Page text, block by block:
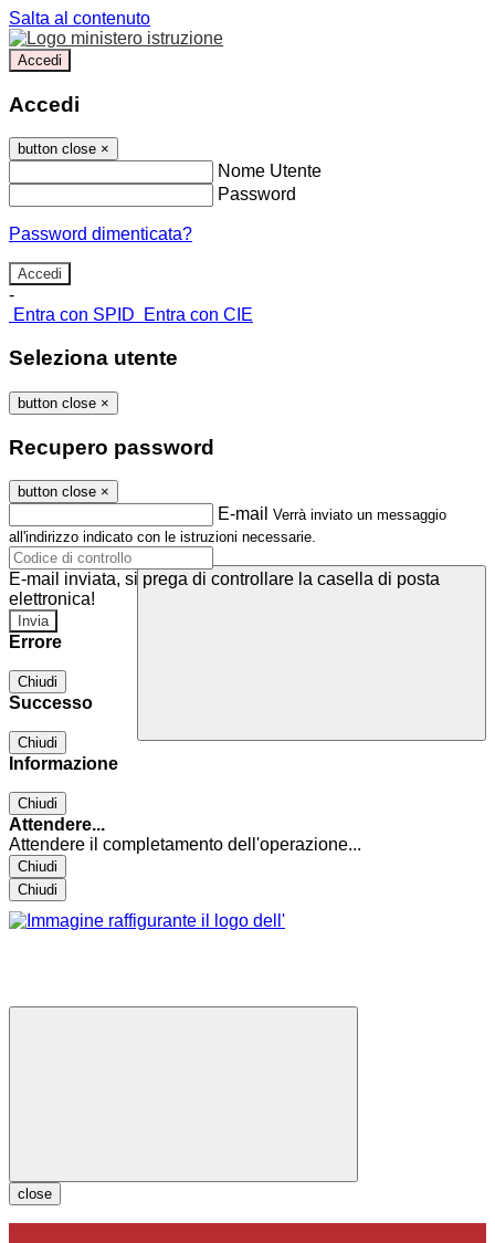
Salta al contenuto
Accedi
Accedi
button close ×
Nome Utente
Password
Password dimenticata?
-
Entra con SPID
Entra con CIE
Seleziona utente
button close ×
Recupero password
button close ×
E-mail Verrà inviato un messaggio
all'indirizzo indicato con le istruzioni necessarie.
E-mail inviata, si prega di controllare la casella di posta
elettronica!
Errore
Chiudi
Successo
Chiudi
Informazione
Chiudi
Attendere...
Attendere il completamento dell'operazione...
Chiudi
Chiudi
close